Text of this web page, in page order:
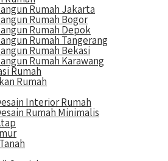
Rumah Jakarta
Rumah Bogor
Rumah Depok
Rumah Tangerang
Rumah Bekasi
Rumah Karawang
Rumah
Rumah
Interior Rumah
Rumah Minimalis